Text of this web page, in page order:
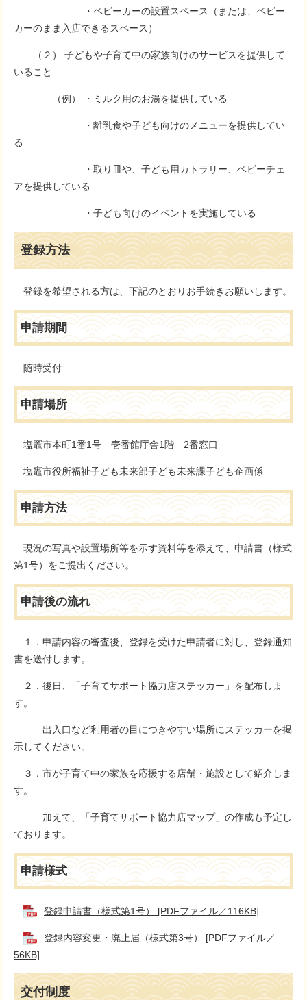
・ベビーカーの設置スペース（または、ベビー
カーのまま入店できるスペース）
（２） 子どもや子育て中の家族向けのサービスを提供して
いること
（例） ・ミルク用のお湯を提供している
・離乳食や子ども向けのメニューを提供してい
る
・取り皿や、子ども用カトラリー、ベビーチェ
アを提供している
・子ども向けのイベントを実施している
登録方法
登録を希望される方は、下記のとおりお手続きお願いします。
申請期間
随時受付
申請場所
塩竈市本町1番1号 壱番館庁舎1階 2番窓口
塩竈市役所福祉子ども未来部子ども未来課子ども企画係
申請方法
現況の写真や設置場所等を示す資料等を添えて、申請書（様式
第1号）をご提出ください。
申請後の流れ
１．申請内容の審査後、登録を受けた申請者に対し、登録通知
書を送付します。
２．後日、「子育てサポート協力店ステッカー」を配布しま
す。
出入口など利用者の目につきやすい場所にステッカーを掲
示してください。
３．市が子育て中の家族を応援する店舗・施設として紹介しま
す。
加えて、「子育てサポート協力店マップ」の作成も予定し
ております。
申請様式
登録申請書（様式第1号） [PDFファイル／116KB]
登録内容変更・廃止届（様式第3号） [PDFファイル／
56KB]
交付制度